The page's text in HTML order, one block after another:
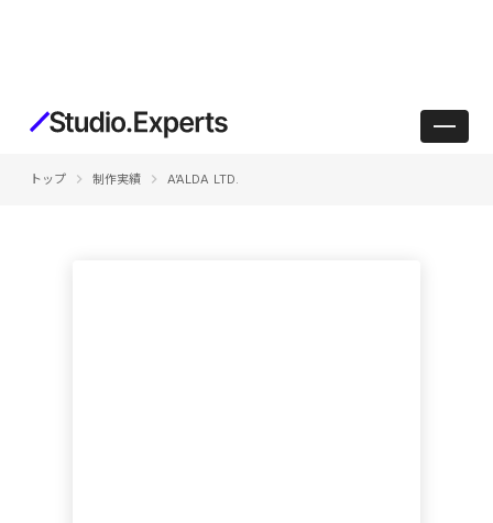
トップ keyboard_arrow_right 制作実績 keyboard_arrow_right A’ALDA LTD.